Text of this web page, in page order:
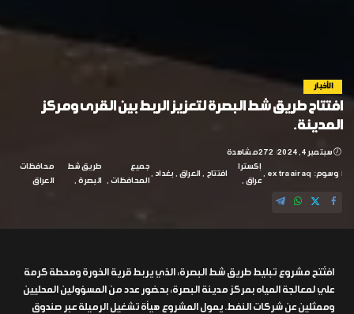
الأخبار
افتتاح طريق شط البصرة لتعزيز الربط بين القرى ومركز
المدينة.
سبتمبر 4, 2024 272 مشاهدة
وسوم: extraairaq
إكسترا
عراق
افتتاح العراق بغداد
جميع
المحافظات
طريق شط
البصرة
محافظات
العراق
افتُتح مشروع تبليط طريق شط البصرة، الذي يربط قرية الخورة ومحطة كرمة
علي لمعالجة المياه بمركز مدينة البصرة، بحضور عدد من المسؤولين المحليين
وممثلين عن شركات النفط. يمول المشروع هيأة تشغيل الرميلة عبر صندوق